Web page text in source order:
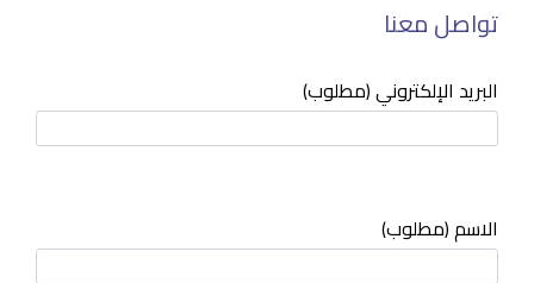
تواصل معنا
البريد الإلكتروني (مطلوب)
الاسم (مطلوب)